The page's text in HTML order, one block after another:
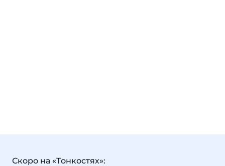
Скоро на «Тонкостях»: